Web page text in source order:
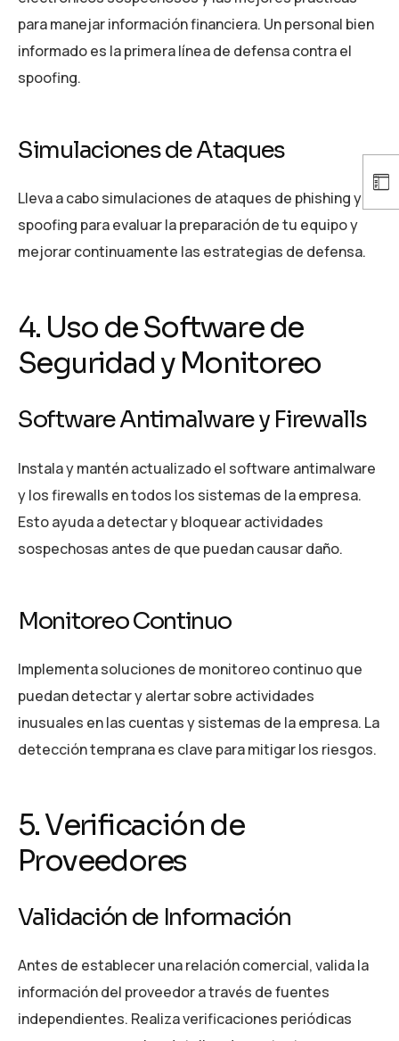
para manejar información financiera. Un personal bien
informado es la primera línea de defensa contra el
spoofing.
Simulaciones de Ataques
Lleva a cabo simulaciones de ataques de phishing y
spoofing para evaluar la preparación de tu equipo y
mejorar continuamente las estrategias de defensa.
4. Uso de Software de
Seguridad y Monitoreo
Software Antimalware y Firewalls
Instala y mantén actualizado el software antimalware
y los firewalls en todos los sistemas de la empresa.
Esto ayuda a detectar y bloquear actividades
sospechosas antes de que puedan causar daño.
Monitoreo Continuo
Implementa soluciones de monitoreo continuo que
puedan detectar y alertar sobre actividades
inusuales en las cuentas y sistemas de la empresa. La
detección temprana es clave para mitigar los riesgos.
5. Verificación de
Proveedores
Validación de Información
Antes de establecer una relación comercial, valida la
información del proveedor a través de fuentes
independientes. Realiza verificaciones periódicas